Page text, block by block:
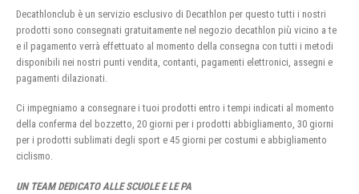
Decathlonclub è un servizio esclusivo di Decathlon per questo tutti i nostri
prodotti sono consegnati gratuitamente nel negozio decathlon più vicino a te
e il pagamento verrà effettuato al momento della consegna con tutti i metodi
disponibili nei nostri punti vendita, contanti, pagamenti elettronici, assegni e
pagamenti dilazionati.
Ci impegniamo a consegnare i tuoi prodotti entro i tempi indicati al momento
della conferma del bozzetto, 20 giorni per i prodotti abbigliamento, 30 giorni
per i prodotti sublimati degli sport e 45 giorni per costumi e abbigliamento
ciclismo.
UN TEAM DEDICATO ALLE SCUOLE E LE PA